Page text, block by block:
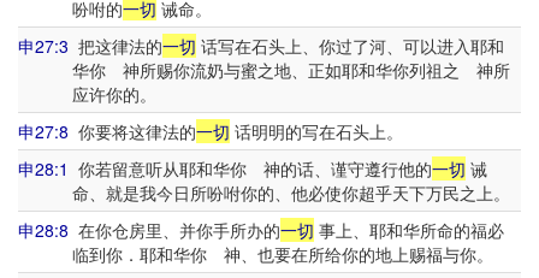
吩咐的一切 诫命。
申27:3 把这律法的一切 话写在石头上、你过了河、可以进入耶和
华你 神所赐你流奶与蜜之地、正如耶和华你列祖之 神所
应许你的。
申27:8 你要将这律法的一切 话明明的写在石头上。
申28:1 你若留意听从耶和华你 神的话、谨守遵行他的一切 诫
命、就是我今日所吩咐你的、他必使你超乎天下万民之上。
申28:8 在你仓房里、并你手所办的一切 事上、耶和华所命的福必
临到你．耶和华你 神、也要在所给你的地上赐福与你。